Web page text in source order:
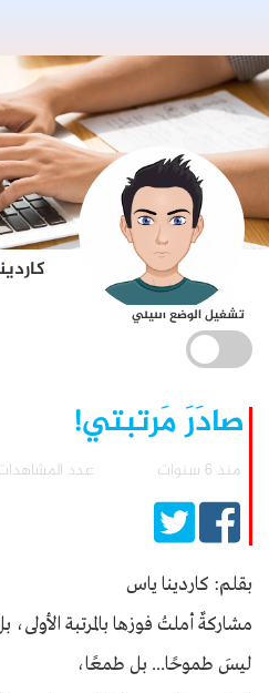
تشغيل الوضع الليلي
صادَرَ مَرتبتي!
منذ 6 سنوات عدد المشاهدات :
بقلم: كاردينا ياس
مشاركةٌ أملتُ فوزها بالمرتبة
ليسَ طموحًا... بل طمعًا،